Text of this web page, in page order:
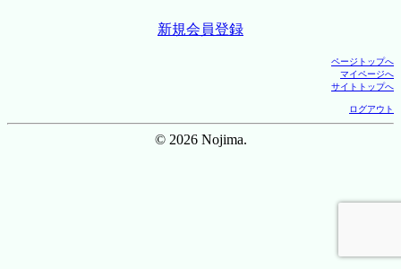
新規会員登録
ページトップへ
マイページへ
サイトトップへ
ログアウト
© 2026 Nojima.